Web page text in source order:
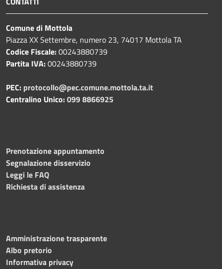
Comune di Mottola
Piazza XX Settembre, numero 23, 74017 Mottola TA
Codice Fiscale:00243880739
Partita IVA:00243880739
PEC: protocollo@pec.comune.mottola.ta.it
Centralino Unico:099 8866925
Prenotazione appuntamento
Segnalazione disservizio
Leggi le FAQ
Richiesta di assistenza
Amministrazione trasparente
Albo pretorio
Informativa privacy